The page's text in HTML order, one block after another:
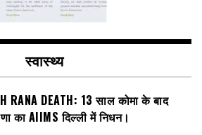
स्वास्थ्य
RANA DEATH: 13 साल कोमा के बाद
का AIIMS दिल्ली में निधन।